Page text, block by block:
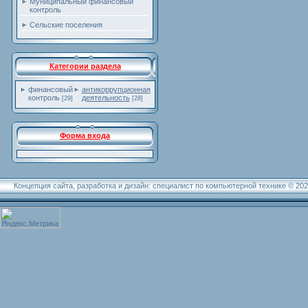
контроль
Сельские поселения
Категории раздела
финансовый
контроль [29]
антикоррупционная
деятельность [28]
Форма входа
Концепция сайта, разработка и дизайн: специалист по компьютерной технике ©